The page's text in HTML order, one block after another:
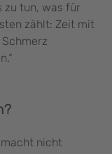
zu tun, was für
zählt: Zeit mit
nicht